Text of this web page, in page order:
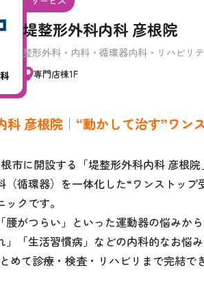
堤整形外科内科 彦根院
整形外科・内科・循環器内科・リハビリ
専門店棟1F
科 彦根院｜“動かして治す”ワン
市に開設する「堤整形外科内科 彦根院
（循環器）を一体化した“ワンストップ
クです。
腰がつらい」といった運動器の悩みから
」「生活習慣病」などの内科的なお悩み
めて診療・検査・リハビリまで完結で